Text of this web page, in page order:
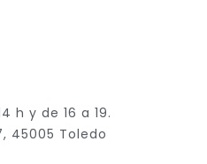
h y de 16 a 19.
45005 Toledo